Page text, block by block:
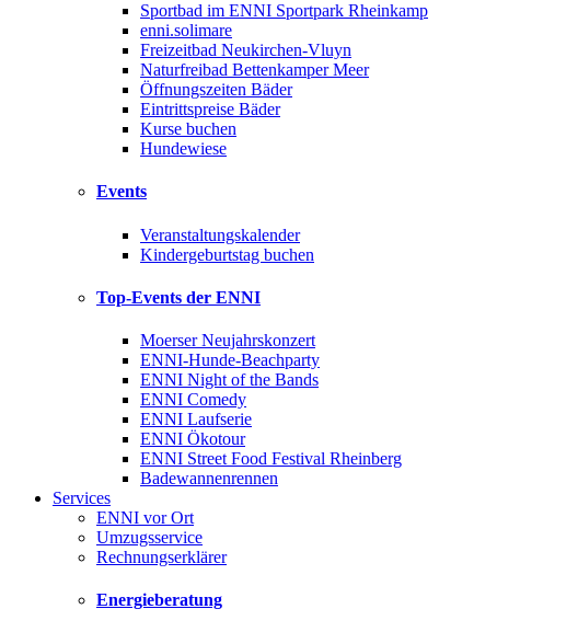
Sportbad im ENNI Sportpark Rheinkamp
enni.solimare
Freizeitbad Neukirchen-Vluyn
Naturfreibad Bettenkamper Meer
Öffnungszeiten Bäder
Eintrittspreise Bäder
Kurse buchen
Hundewiese
Events
Veranstaltungskalender
Kindergeburtstag buchen
Top-Events der ENNI
Moerser Neujahrskonzert
ENNI-Hunde-Beachparty
ENNI Night of the Bands
ENNI Comedy
ENNI Laufserie
ENNI Ökotour
ENNI Street Food Festival Rheinberg
Badewannenrennen
Services
ENNI vor Ort
Umzugsservice
Rechnungserklärer
Energieberatung